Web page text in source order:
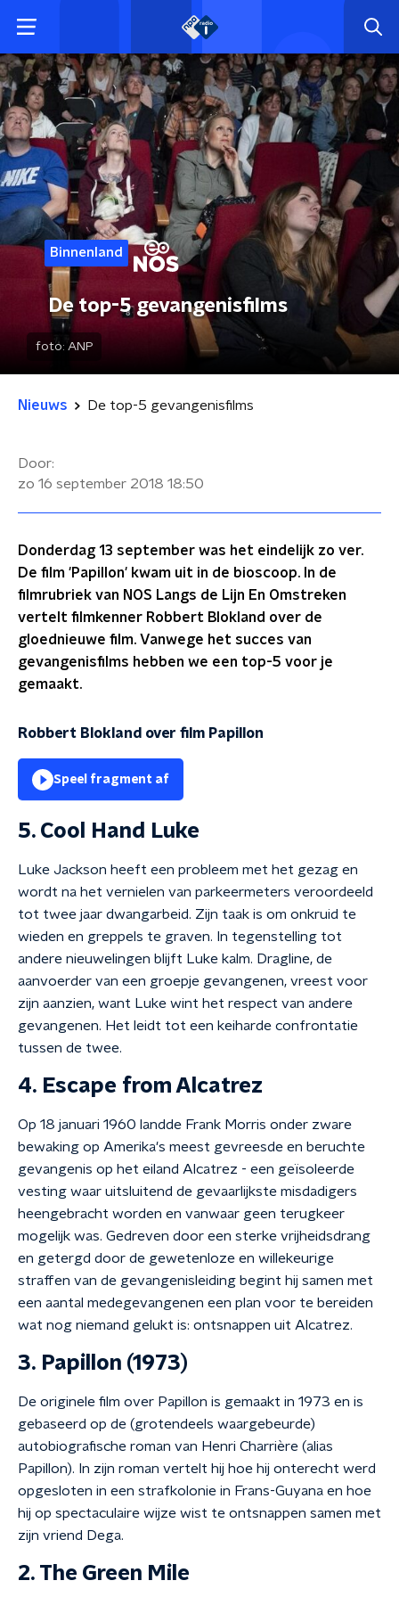
Binnenland
De top-5 gevangenisfilms
foto: ANP
Nieuws De top-5 gevangenisfilms
Door:
zo 16 september 2018 18:50
Donderdag 13 september was het eindelijk zo ver.
De film 'Papillon' kwam uit in de bioscoop. In de
filmrubriek van NOS Langs de Lijn En Omstreken
vertelt filmkenner Robbert Blokland over de
gloednieuwe film. Vanwege het succes van
gevangenisfilms hebben we een top-5 voor je
gemaakt.
Robbert Blokland over film Papillon
Speel fragment af
5. Cool Hand Luke
Luke Jackson heeft een probleem met het gezag en
wordt na het vernielen van parkeermeters veroordeeld
tot twee jaar dwangarbeid. Zijn taak is om onkruid te
wieden en greppels te graven. In tegenstelling tot
andere nieuwelingen blijft Luke kalm. Dragline, de
aanvoerder van een groepje gevangenen, vreest voor
zijn aanzien, want Luke wint het respect van andere
gevangenen. Het leidt tot een keiharde confrontatie
tussen de twee.
4. Escape from Alcatrez
Op 18 januari 1960 landde Frank Morris onder zware
bewaking op Amerika's meest gevreesde en beruchte
gevangenis op het eiland Alcatrez - een geïsoleerde
vesting waar uitsluitend de gevaarlijkste misdadigers
heengebracht worden en vanwaar geen terugkeer
mogelijk was. Gedreven door een sterke vrijheidsdrang
en getergd door de gewetenloze en willekeurige
straffen van de gevangenisleiding begint hij samen met
een aantal medegevangenen een plan voor te bereiden
wat nog niemand gelukt is: ontsnappen uit Alcatrez.
3. Papillon (1973)
De originele film over Papillon is gemaakt in 1973 en is
gebaseerd op de (grotendeels waargebeurde)
autobiografische roman van Henri Charrière (alias
Papillon). In zijn roman vertelt hij hoe hij onterecht werd
opgesloten in een strafkolonie in Frans-Guyana en hoe
hij op spectaculaire wijze wist te ontsnappen samen met
zijn vriend Dega.
2. The Green Mile